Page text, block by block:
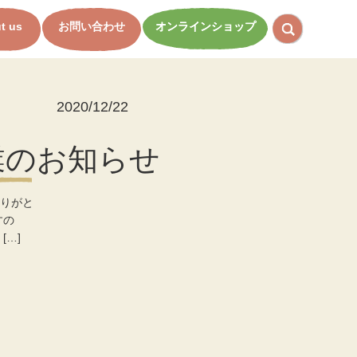
us お問い合わせ オンラインショップ
2020/12/22
お知らせ
がと
の
[…]